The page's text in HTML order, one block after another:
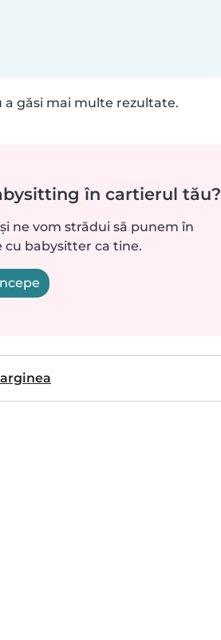
găsi mai multe rezultate.
în cartierul tău?
ne vom strădui să punem în
cu babysitter ca tine.